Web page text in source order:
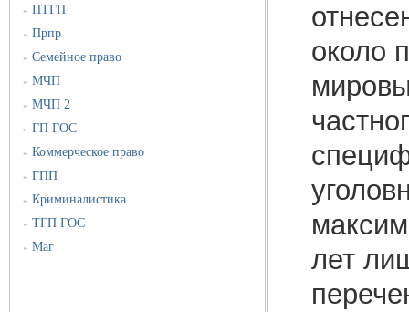
» ПТГП
» Прпр
» Семейное право
» МЧП
» МЧП 2
» ГП ГОС
» Коммерческое право
» ГПП
» Криминалистика
» ТГП ГОС
» Маг
около
лет